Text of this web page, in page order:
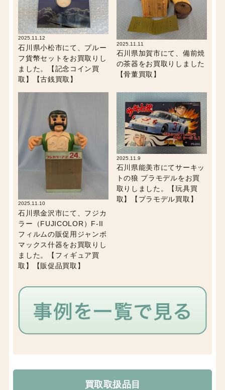
2025.11.12
石川県小松市にて、プルー
フ貨幣セットをお買取りし
ました。【記念コイン買
取】【古銭買取】
2025.11.11
石川県加賀市にて、備前焼
の茶器をお買取りしました
【骨董買取】
2025.11.10
石川県金沢市にて、フジカ
ラー（FUJICOLOR）F-II
フィルムの販促用ジャンボ
マックス什器をお買取りし
ました。【フィギュア買
取】【販促品買取】
2025.11.9
石川県能美市にてサーキッ
トの狼 プラモデルをお買
取りしました。【玩具買
取】【プラモデル買取】
買取取扱品目